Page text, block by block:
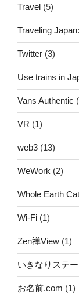
Travel (5)
Traveling
Twitter (3)
Use trains in
Vans Authentic
VR (1)
web3 (13)
WeWork (2)
Whole Earth
Wi-Fi (1)
Zen禅View (1)
いきなりステ
お名前.com (1)